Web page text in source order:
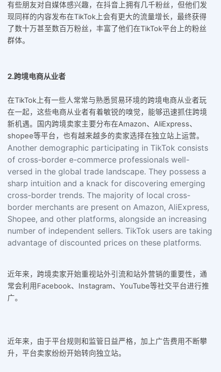
有些朋友对自媒体感兴趣，在抖音上拥有几千粉丝，但他们发
现同样的内容发布在TikTok上会有更大的流量增长，最终获得
了数十万甚至数百万粉丝，丰富了他们在TikTok平台上的粉丝
群体。
2.跨境电商从业者
在TikTok上有一些人常常与熟悉贸易环境的跨境电商从业者玩
在一起，这些电商从业者有着敏锐的嗅觉，能够迅速抓住跨境
新机遇。国内跨境卖家主要分布在Amazon、AliExpress、
shopee等平台，也有越来越多的卖家选择在独立站上运营。
Another demographic participating in TikTok consists
of cross-border e-commerce professionals well-
versed in the global trade landscape. They possess a
sharp intuition and a knack for discovering emerging
cross-border trends. The majority of local cross-
border merchants are present on Amazon, AliExpress,
Shopee, and other platforms, alongside an increasing
number of independent sellers. TikTok users are taking
advantage of discounted prices on these platforms.
近年来，跨境卖家开始重视站外引流和站外营销的重要性，通
常会利用Facebook、Instagram、YouTube等社交平台进行推
广。
近年来，由于平台规则和监管日益严格，加上广告费用不断攀
升，平台卖家纷纷开始转向独立站。